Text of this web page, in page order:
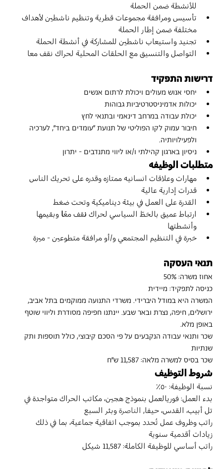
للأنشطة ضمن الحملة
تأسيس ومرافقة مجموعات قطرية وتنظيم ناشطين لأهداف
مختلفة ضمن إطار الحملة
تجنيد واستيعاب ناشطين للمشاركة في أنشطة الحملة
التواصل والتنسيق مع الحلقات المحلية لحراك نقف معا
דרישות התפקיד
יחסי אנוש מעולים ויכולת לרתום אנשים
יכולות אדמיניסטרטיביות גבוהות
יכולת עבודה במרחב דינאמי ובתנאי לחץ
חיבור עמוק לקו הפוליטי של תנועת "עומדים ביחד", לערכיה
ולפעילויותיה.
ניסיון בארגון קהילתי ו/או ליווי מתנדבים - יתרון
متطلبات الوظيفه
مهارات وعلاقات انسانيه ممتازه وقدره على تحريك الناس
قدرات إدارية عالية
القدرة على العمل في بيئة ديناميكية وتحت ضغط
ارتباط عميق بالخطّ السياسي لحراك نقف معًا وبقيمها
وأنشطتها
خبرة في التنظيم المجتمعي و/أو مرافقة متطوعين - ميزة
תנאי העסקה
אחוז משרה: 50%
כניסה לתפקיד: מיידית
המשרה היא במודל היברידי. משרדי התנועה ממוקמים בתל אביב,
ירושלים, חיפה, נצרת ובאר שבע. יינתנו חפיפה מסודרת וליווי שוטף
באופן מלא.
שכר ותנאי עבודה הנקבעים על פי הסכם קיבוצי, כולל תוספות ותק
שנתיות
שכר בסיס למשרה מלאה: 11,587 ש״ח
شروط التوظيف
نسبة الوظيفة: ٥٠٪
بدء العمل: فوريالعمل بنموذج هجين، مكاتب الحراك متواجدة في
تل أبيب، القدس، حيفا, الناصرة وبئر السبع
راتب وظروف عمل تُحدد بموجب اتفاقية جماعية، بما في ذلك
زيادات أقدمية سنوية
راتب أساسي للوظيفة الكاملة: 11,587 شيكل